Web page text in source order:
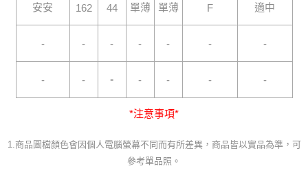
安安 162 44 單薄 單薄 F 適中
- - - - - - -
- - - - - - -
*注意事項*
1.商品圖檔顏色會因個人電腦螢幕不同而有所差異，商品皆以實品為準，可
參考單品照。